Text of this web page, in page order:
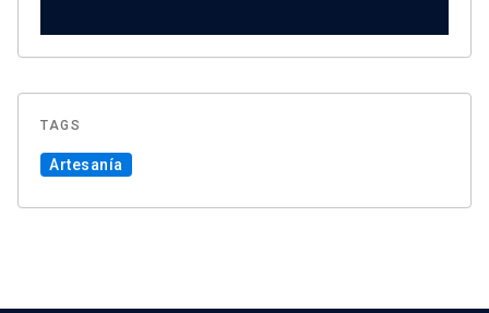
TAGS
Artesanía